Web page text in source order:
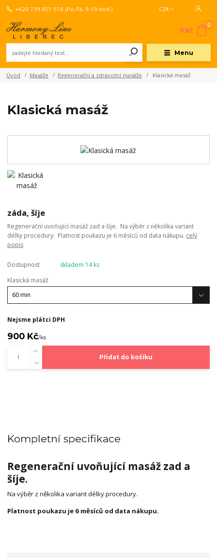
Menu
CZK
+420 739 851 518 (Po-Pá, 9-19 hod.)
0
0 Kč
Úvod Masáže Regenerační a zdravotní masáže Klasická masáž
Klasická masáž
záda, šíje
Regenerační uvoňující masáž zad a šíje. Na výběr z několika variant
délky procedury. Platnost poukazu je 6 měsíců od data nákupu. celý
popis
Dostupnost
skladem 14 ks
Klasická masáž
Nejsme plátci DPH
900 Kč/ks
Přidat do košíku
Kompletní specifikace
Regenerační uvoňující masáž zad a
šíje.
Na výběr z několika variant délky procedury.
Platnost poukazu je 6 měsíců od data nákupu.